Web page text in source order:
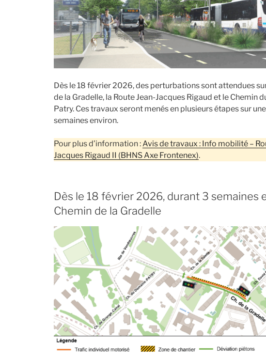
Dès le 18 février 2026, des perturbations sont attendues
de la Gradelle, la Route Jean-Jacques Rigaud et le Chemin
Patry. Ces travaux seront menés en plusieurs étapes sur
semaines environ.
Pour plus d’information :Avis de travaux : Info mobilité –
Jacques Rigaud II (BHNS Axe Frontenex).
Dès le 18 février 2026, durant 3 semaines
Chemin de la Gradelle